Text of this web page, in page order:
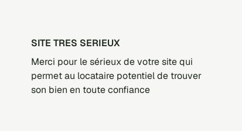
SITE TRES SERIEUX
Merci pour le sérieux de votre site qui
permet au locataire potentiel de trouver
son bien en toute confiance